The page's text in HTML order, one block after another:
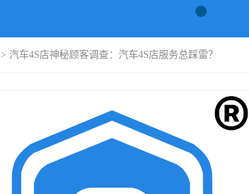
> 汽车4S店神秘顾客调查：汽车4S店服务总踩雷？